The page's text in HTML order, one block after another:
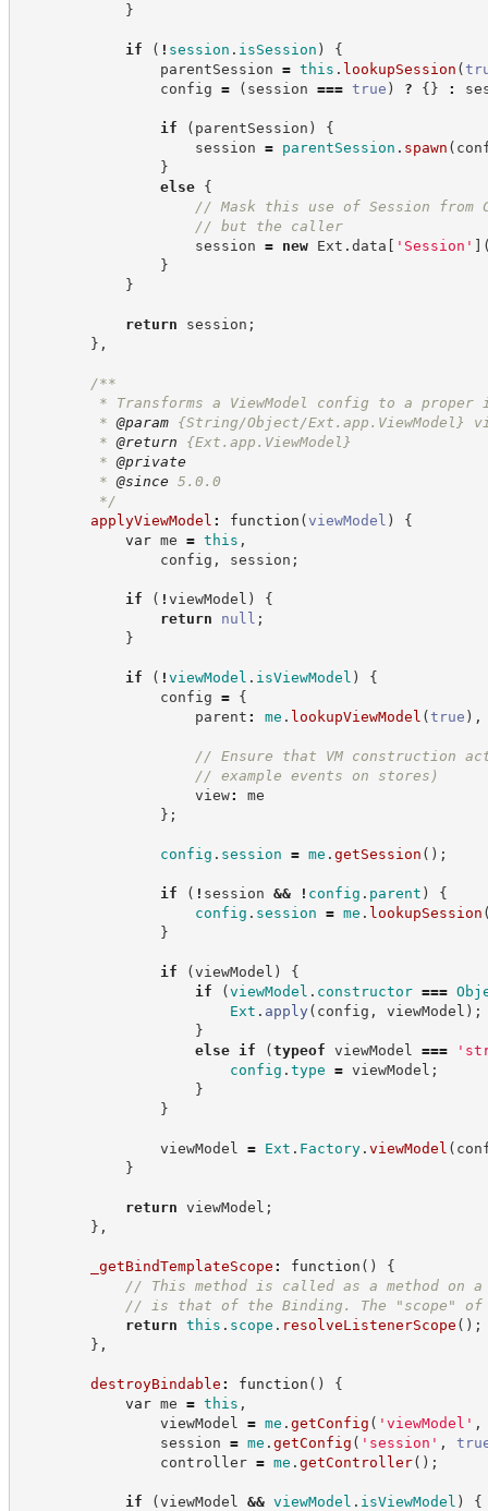
}
if ( ! session . isSession )
{
parentSession = this . lookupSession (
config = ( session === true ) ? {} :
if ( parentSession )
{
session = parentSession . spawn (
}
else
{
// Mask this use of Session from
// but the caller
session = new Ext . data [ ' Session ' ]
}
}
return session ;
} ,
/**
* Transforms a ViewModel config to a proper
* @param {String/Object/Ext.app.ViewModel}
* @return
{Ext.app.ViewModel}
* @private
* @since 5.0.0
*/
applyViewModel : function (viewModel )
{
var me = this ,
config , session ;
if ( ! viewModel )
{
return
null ;
}
if ( ! viewModel . isViewModel )
{
config =
{
parent : me . lookupViewModel (true ) ,
// Ensure that VM construction
// example events on stores)
view:
me
} ;
config . session = me . getSession ( ) ;
if ( ! session && ! config . parent )
{
config . session = me . lookupSession
}
if (viewModel )
{
if
(viewModel . constructor ===
Ext . apply ( config , viewModel ) ;
}
else
if (typeof viewModel === '
config . type = viewModel ;
}
}
viewModel = Ext . Factory. viewModel (
}
return viewModel ;
} ,
_getBindTemplateScope : function ( )
{
// This method is called as a method
// is that of the Binding. The "scope" of
return this . scope . resolveListenerScope ( ) ;
} ,
destroyBindable : function ( )
{
var me = this ,
viewModel = me . getConfig ( ' viewModel ' ,
session = me . getConfig ( ' session ' ,
controller = me . getController( ) ;
if (viewModel && viewModel . isViewModel )
{